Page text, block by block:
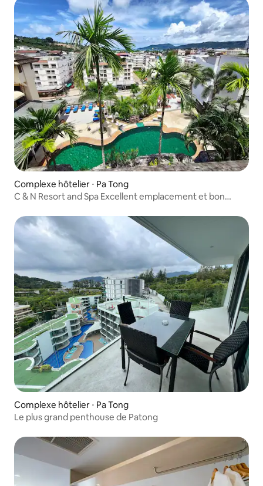
Complexe hôtelier ⋅ Pa Tong
C & N Resort and Spa Excellent emplacement et bon
Complexe hôtelier ⋅ Pa Tong
Le plus grand penthouse de Patong